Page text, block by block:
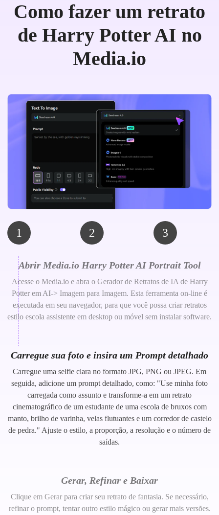
Como fazer um retrato
de Harry Potter AI no
Media.io
1 2 3
Abrir Media.io Harry Potter AI Portrait Tool
Acesse o Media.io e abra o Gerador de Retratos de IA de Harry
Potter em AI-> Imagem para Imagem. Esta ferramenta on-line é
executada em seu navegador, para que você possa criar retratos
estilo escola assistente em desktop ou móvel sem instalar software.
Carregue sua foto e insira um Prompt detalhado
Carregue uma selfie clara no formato JPG, PNG ou JPEG. Em
seguida, adicione um prompt detalhado, como: "Use minha foto
carregada como assunto e transforme-a em um retrato
cinematográfico de um estudante de uma escola de bruxos com
manto, brilho de varinha, velas flutuantes e um corredor de castelo
de pedra." Ajuste o estilo, a proporção, a resolução e o número de
saídas.
Gerar, Refinar e Baixar
Clique em Gerar para criar seu retrato de fantasia. Se necessário,
refinar o prompt, tentar outro estilo mágico ou gerar mais versões.